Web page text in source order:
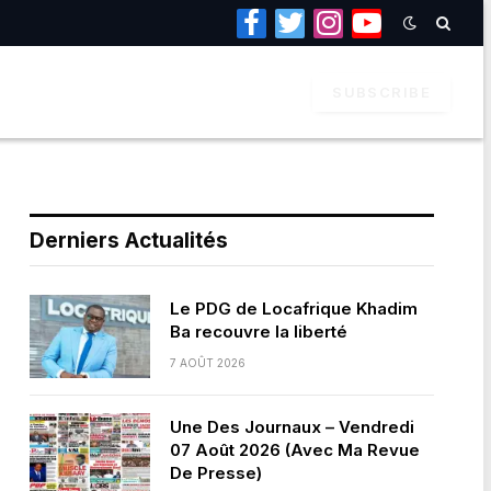
Facebook
TwitterInstagramYouTube
Derniers Actualités
Le PDG de Locafrique Khadim
Ba recouvre la liberté
7 AOÛT 2026
Une Des Journaux – Vendredi
07 Août 2026 (Avec Ma Revue
De Presse)